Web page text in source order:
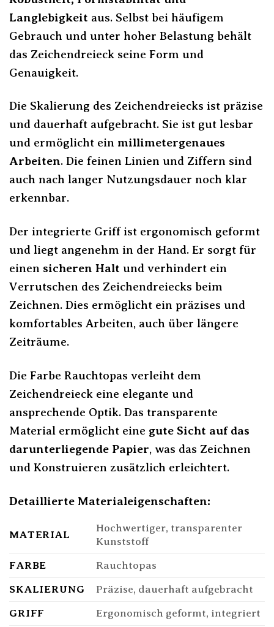
Langlebigkeit aus. Selbst bei häufigem
Gebrauch und unter hoher Belastung behält
das Zeichendreieck seine Form und
Genauigkeit.
Die Skalierung des Zeichendreiecks ist präzise
und dauerhaft aufgebracht. Sie ist gut lesbar
und ermöglicht ein millimetergenaues
Arbeiten. Die feinen Linien und Ziffern sind
auch nach langer Nutzungsdauer noch klar
erkennbar.
Der integrierte Griff ist ergonomisch geformt
und liegt angenehm in der Hand. Er sorgt für
einen sicheren Halt und verhindert ein
Verrutschen des Zeichendreiecks beim
Zeichnen. Dies ermöglicht ein präzises und
komfortables Arbeiten, auch über längere
Zeiträume.
Die Farbe Rauchtopas verleiht dem
Zeichendreieck eine elegante und
ansprechende Optik. Das transparente
Material ermöglicht eine gute Sicht auf das
darunterliegende Papier, was das Zeichnen
und Konstruieren zusätzlich erleichtert.
Detaillierte Materialeigenschaften:
MATERIAL
Hochwertiger, transparenter
Kunststoff
FARBE Rauchtopas
SKALIERUNG Präzise, dauerhaft aufgebracht
GRIFF Ergonomisch geformt, integriert